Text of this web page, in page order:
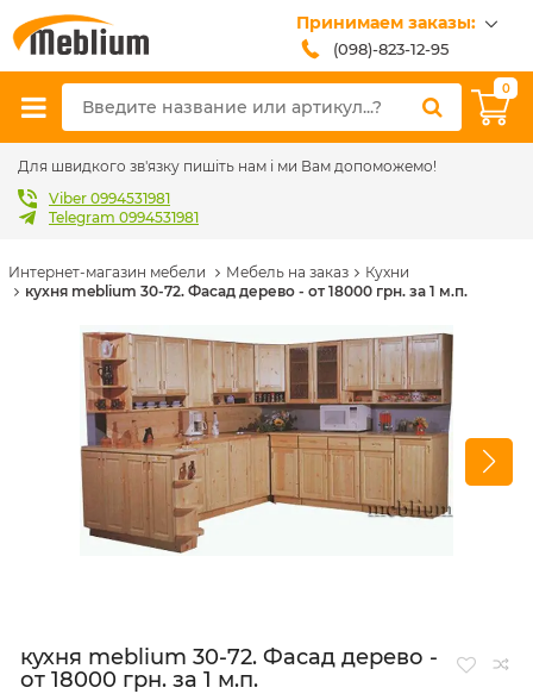
Принимаем заказы:
(098)-823-12-95
(099)-608-42-32
(093)-618-62-02
sales@meblium.com.ua
0
Для швидкого зв'язку пишіть нам і ми Вам допоможемо!
Viber 0994531981
Telegram 0994531981
Интернет-магазин мебели Мебель на заказ
Кухни
кухня meblium 30-72. Фасад дерево - от 18000 грн. за 1 м.п.
кухня meblium 30-72. Фасад дерево -
от 18000 грн. за 1 м.п.